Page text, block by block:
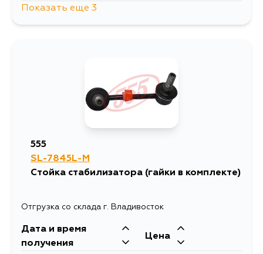
874
Показать еще 3
555
SL-7845L-M
Стойка стабилизатора (гайки в комплекте)
Отгрузка со склада г. Владивосток
Дата и время
получения
Цена